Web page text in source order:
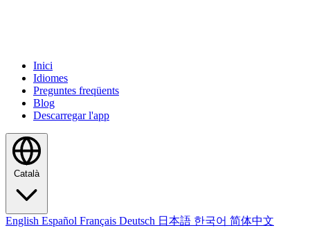
Inici
Idiomes
Preguntes freqüents
Blog
Descarregar l'app
Català
English Español Français Deutsch 日本語 한국어 简体中文